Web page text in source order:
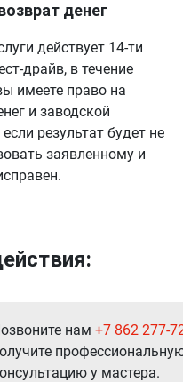
денег
действует 14-ти
драйв, в течение
имеете право на
и заводской
результат будет не
заявленному и
нам +7 862 277-
у мастера.